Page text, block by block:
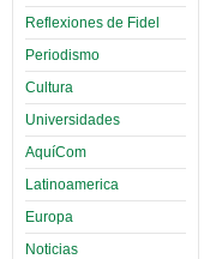
Reflexiones de Fidel
Periodismo
Cultura
Universidades
AquíCom
Latinoamerica
Europa
Noticias